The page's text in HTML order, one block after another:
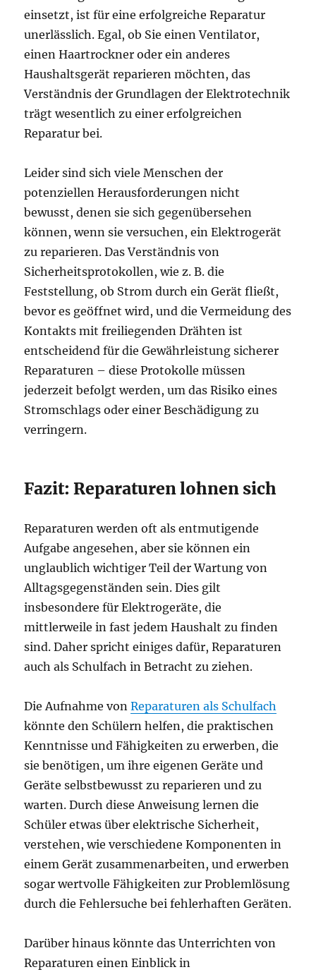
einsetzt, ist für eine erfolgreiche Reparatur
unerlässlich. Egal, ob Sie einen Ventilator,
einen Haartrockner oder ein anderes
Haushaltsgerät reparieren möchten, das
Verständnis der Grundlagen der Elektrotechnik
trägt wesentlich zu einer erfolgreichen
Reparatur bei.
Leider sind sich viele Menschen der
potenziellen Herausforderungen nicht
bewusst, denen sie sich gegenübersehen
können, wenn sie versuchen, ein Elektrogerät
zu reparieren. Das Verständnis von
Sicherheitsprotokollen, wie z. B. die
Feststellung, ob Strom durch ein Gerät fließt,
bevor es geöffnet wird, und die Vermeidung des
Kontakts mit freiliegenden Drähten ist
entscheidend für die Gewährleistung sicherer
Reparaturen – diese Protokolle müssen
jederzeit befolgt werden, um das Risiko eines
Stromschlags oder einer Beschädigung zu
verringern.
Fazit: Reparaturen lohnen sich
Reparaturen werden oft als entmutigende
Aufgabe angesehen, aber sie können ein
unglaublich wichtiger Teil der Wartung von
Alltagsgegenständen sein. Dies gilt
insbesondere für Elektrogeräte, die
mittlerweile in fast jedem Haushalt zu finden
sind. Daher spricht einiges dafür, Reparaturen
auch als Schulfach in Betracht zu ziehen.
Die Aufnahme vonReparaturen als Schulfach
könnte den Schülern helfen, die praktischen
Kenntnisse und Fähigkeiten zu erwerben, die
sie benötigen, um ihre eigenen Geräte und
Geräte selbstbewusst zu reparieren und zu
warten. Durch diese Anweisung lernen die
Schüler etwas über elektrische Sicherheit,
verstehen, wie verschiedene Komponenten in
einem Gerät zusammenarbeiten, und erwerben
sogar wertvolle Fähigkeiten zur Problemlösung
durch die Fehlersuche bei fehlerhaften Geräten.
Darüber hinaus könnte das Unterrichten von
Reparaturen einen Einblick in